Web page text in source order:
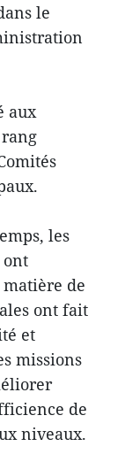
le
aux
les
ont
matière de
ont fait
et
missions
de
niveaux.